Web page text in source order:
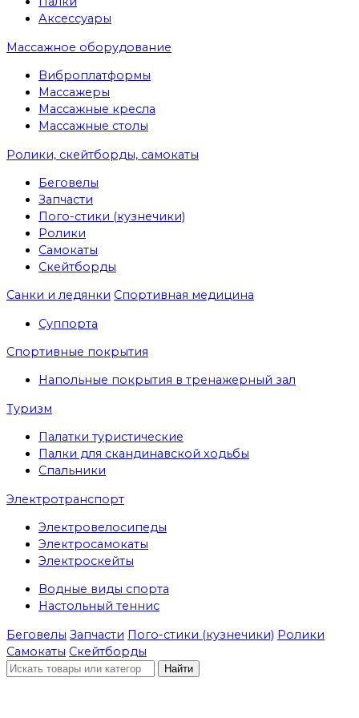
Аксессуары
Массажное оборудование
Виброплатформы
Массажеры
Массажные кресла
Массажные столы
Ролики, скейтборды, самокаты
Беговелы
Запчасти
Пого-стики (кузнечики)
Ролики
Самокаты
Скейтборды
Санки и ледянки Спортивная медицина
Суппорта
Спортивные покрытия
Напольные покрытия в тренажерный зал
Туризм
Палатки туристические
Палки для скандинавской ходьбы
Спальники
Электротранспорт
Электровелосипеды
Электросамокаты
Электроскейты
Водные виды спорта
Настольный теннис
Беговелы Запчасти Пого-стики (кузнечики) Ролики
Самокаты Скейтборды
Найти